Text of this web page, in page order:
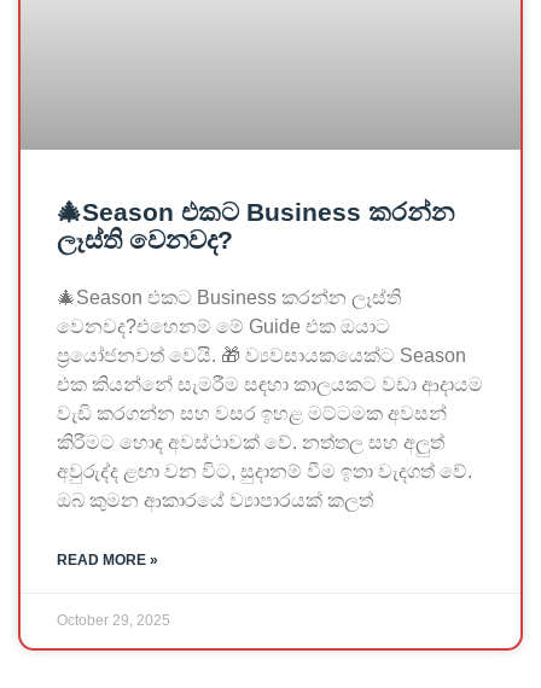
🎄Season එකට Business කරන්න
ලෑස්ති වෙනවද?
🎄Season එකට Business කරන්න ලෑස්ති
වෙනවද?එහෙනම් මේ Guide එක ඔයාට
ප්‍රයෝජනවත් වෙයි. 🎁 ව්‍යවසායකයෙක්ට Season
එක කියන්නේ සැමරීම සඳහා කාලයකට වඩා ආදායම
වැඩි කරගන්න සහ වසර ඉහළ මට්ටමක අවසන්
කිරීමට හොඳ අවස්ථාවක් වේ. නත්තල සහ අලුත්
අවුරුද්ද ළඟා වන විට, සුදානම් වීම ඉතා වැදගත් වේ.
ඔබ කුමන ආකාරයේ ව්‍යාපාරයක් කලත්
READ MORE »
October 29, 2025